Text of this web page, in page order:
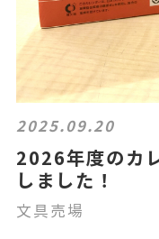
2025.09.20
2026年度のカ
しました！
文具売場